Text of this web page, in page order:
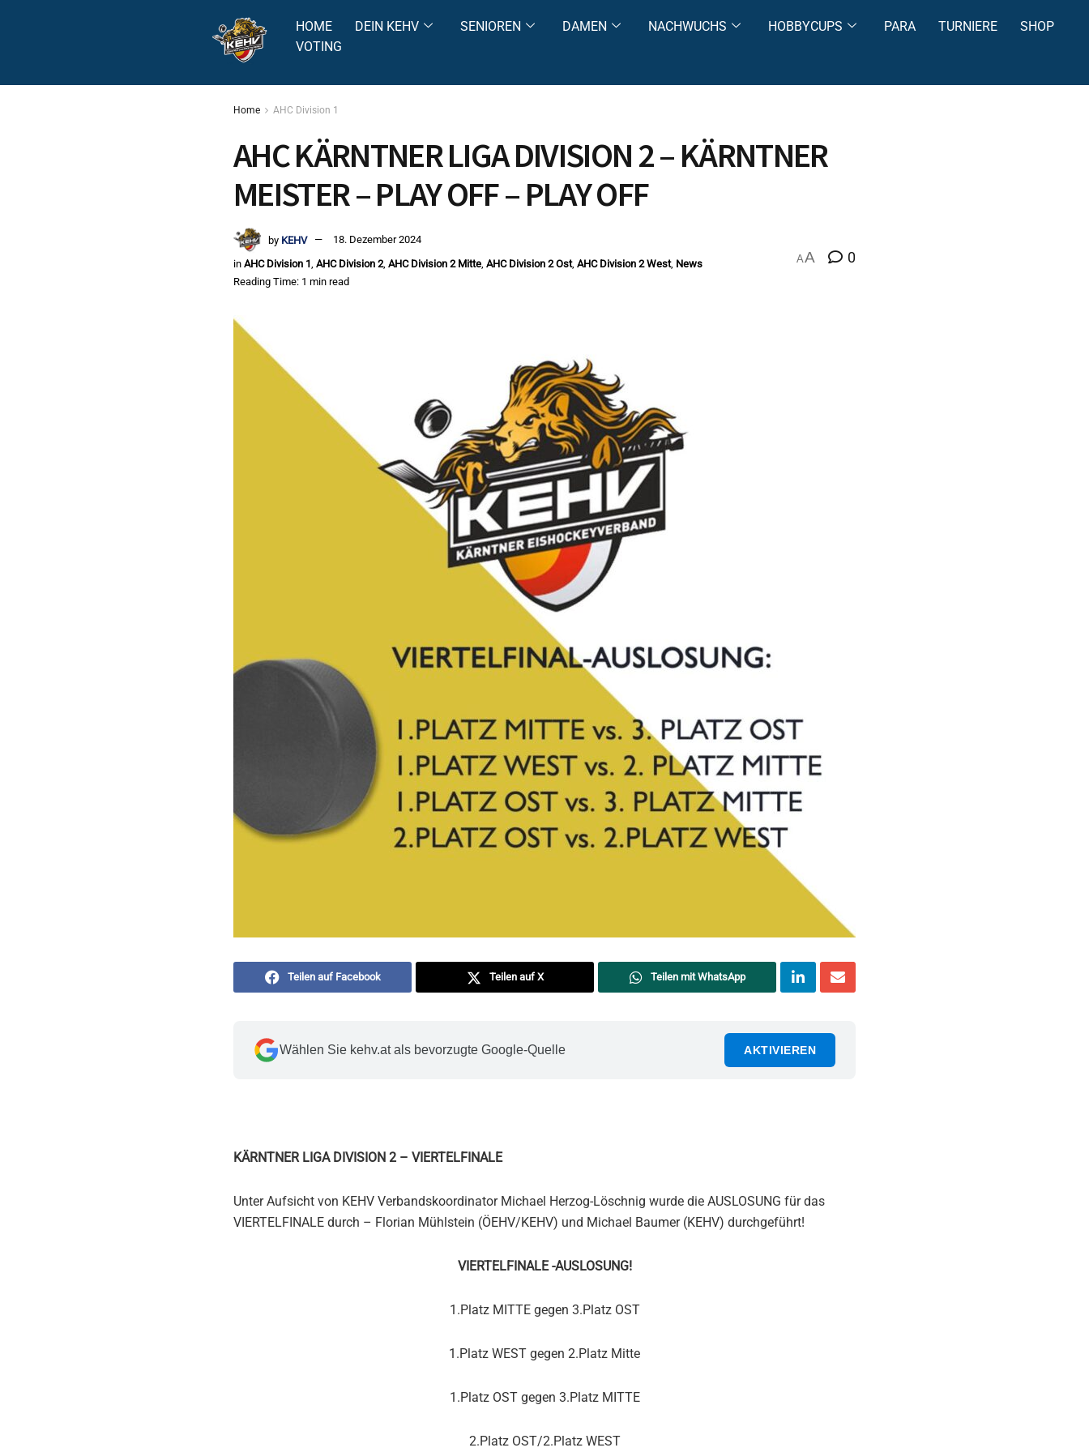
HOME DEIN KEHV SENIOREN DAMEN NACHWUCHS HOBBYCUPS PARA TURNIERE
SHOP
VOTING
Home AHC Division 1
AHC KÄRNTNER LIGA DIVISION 2 – KÄRNTNER
MEISTER – PLAY OFF – PLAY OFF
by KEHV
18. Dezember 2024
in AHC Division 1 AHC Division 2, AHC Division 2 Mitte AHC Division 2 Ost, AHC Division 2 West, News
Reading Time: 1 min read
AA 0
Teilen auf Facebook Teilen auf X Teilen mit WhatsApp
Wählen Sie kehv.at als bevorzugte Google-Quelle AKTIVIEREN
KÄRNTNER LIGA DIVISION 2 – VIERTELFINALE
Unter Aufsicht von KEHV Verbandskoordinator Michael Herzog-Löschnig wurde die AUSLOSUNG für das
VIERTELFINALE durch – Florian Mühlstein (ÖEHV/KEHV) und Michael Baumer (KEHV) durchgeführt!
VIERTELFINALE -AUSLOSUNG!
1.Platz MITTE gegen 3.Platz OST
1.Platz WEST gegen 2.Platz Mitte
1.Platz OST gegen 3.Platz MITTE
2.Platz OST/2.Platz WEST